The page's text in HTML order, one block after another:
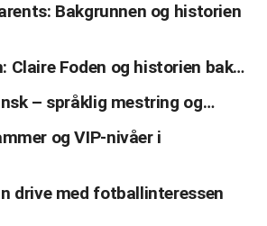
Bakgrunnen og historien
Claire Foden og historien bak…
– språklig mestring og…
og VIP-nivåer i
drive med fotballinteressen